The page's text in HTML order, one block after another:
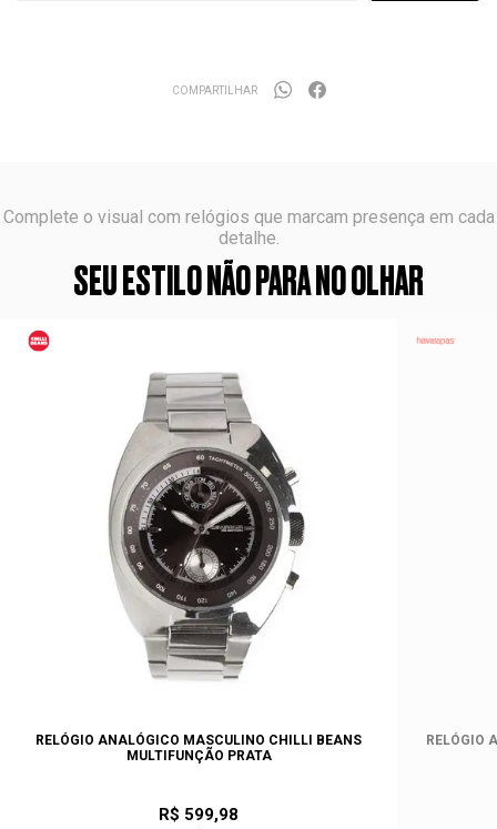
COMPARTILHAR
Complete o visual com relógios que marcam presença em cada
detalhe.
SEU ESTILO NÃO PARA NO OLHAR
RELÓGIO ANALÓGICO MASCULINO CHILLI BEANS
MULTIFUNÇÃO PRATA
R$ 599,98
RELÓGIO